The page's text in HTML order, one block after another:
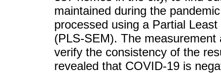
maintained during the
processed using a Partial
(PLS-SEM). The
verify the consistency of the
revealed that COVID-19 is